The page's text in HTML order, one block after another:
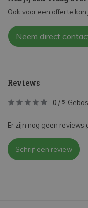
Ook voor een offerte
Neem direct
Reviews
0 / 5
Er zijn nog geen reviews
Schrijf een review